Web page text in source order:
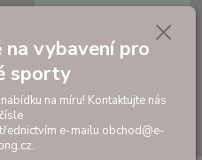
Hledat
0,00 Kč
na vybavení pro
sporty
na míru! Kontaktujte nás
e-mailu obchod@e-